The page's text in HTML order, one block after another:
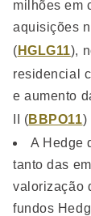
milhões em
aquisições
( HGLG11),
residencial
e aumento
II (BBPO11)
A Hedge
tanto das
valorização
fundos